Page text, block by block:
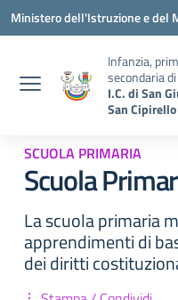
Vai ai contenuti
Vai al menu di navigazione
Vai al footer
Ministero dell'Istruzione e del
Infanzia,
secondaria
I.C. di San
San Cipirello
SCUOLA PRIMARIA
Scuola
La scuola primaria
apprendimenti di
dei diritti